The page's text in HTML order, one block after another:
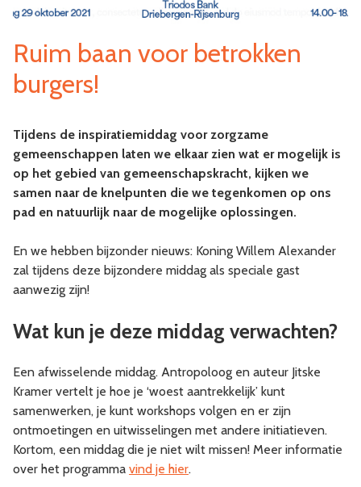
Ruim baan voor betrokken
burgers!
Tijdens de inspiratiemiddag voor zorgzame
gemeenschappen laten we elkaar zien wat er mogelijk is
op het gebied van gemeenschapskracht, kijken we
samen naar de knelpunten die we tegenkomen op ons
pad en natuurlijk naar de mogelijke oplossingen.
En we hebben bijzonder nieuws: Koning Willem Alexander
zal tijdens deze bijzondere middag als speciale gast
aanwezig zijn!
Wat kun je deze middag verwachten?
Een afwisselende middag. Antropoloog en auteur Jitske
Kramer vertelt je hoe je ‘woest aantrekkelijk’ kunt
samenwerken, je kunt workshops volgen en er zijn
ontmoetingen en uitwisselingen met andere initiatieven.
Kortom, een middag die je niet wilt missen! Meer informatie
over het programma vind je hier.